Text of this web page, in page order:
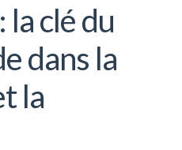
la clé du
dans la
la